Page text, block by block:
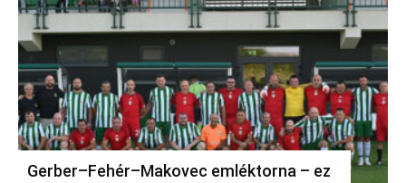
Gerber–Fehér–Makovec emléktorna – ez